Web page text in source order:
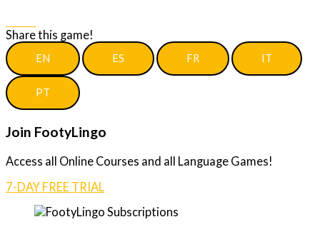
Share this game!
EN ES FR IT
PT
Join FootyLingo
Access all Online Courses and all Language Games!
7-DAY FREE TRIAL